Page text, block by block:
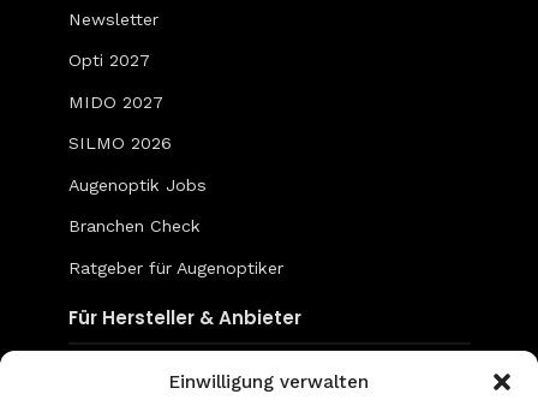
Einwilligung verwalten
Newsletter
Opti 2027
MIDO 2027
SILMO 2026
Augenoptik Jobs
Branchen Check
Ratgeber für Augenoptiker
Für Hersteller & Anbieter
Content & Social Media